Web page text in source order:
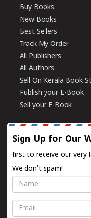
Buy Books
New Books
Best Sellers
Track My Order
All Publishers
All Authors
Sell On Kerala Book
Publish your E-Book
Sell your E-Book
Sign Up for Our
first to receive our very
We don't spam!
Name
Email